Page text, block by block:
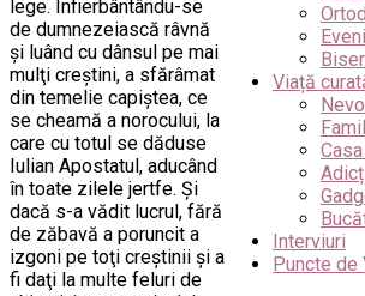
Viață
Interviuri
Puncte de
lege. Înfierbântându-se
de dumnezeiască râvnă
şi luând cu dânsul pe mai
mulţi creştini, a sfărâmat
din temelie capiştea, ce
se cheamă a norocului, la
care cu totul se dăduse
Iulian Apostatul, aducând
în toate zilele jertfe. Şi
dacă s-a vădit lucrul, fără
de zăbavă a poruncit a
izgoni pe toţi creştinii şi a
fi daţi la multe feluri de